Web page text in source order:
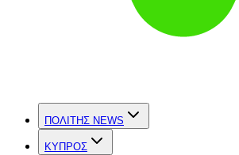
ΠΟΛΙΤΗΣ NEWS
ΚΥΠΡΟΣ